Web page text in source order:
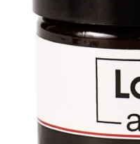
MORZE
Seria
OWOCOWY SAD
prysznic
MarketEko.eu